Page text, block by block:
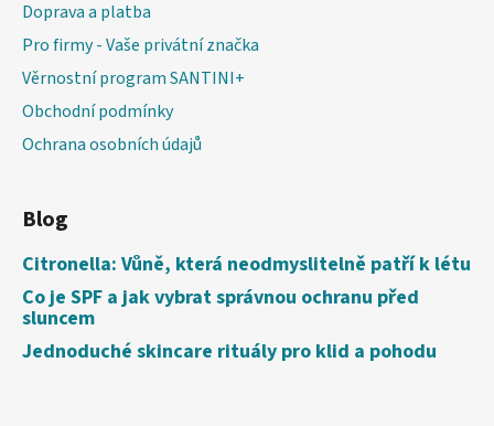
Doprava a platba
Pro firmy - Vaše privátní značka
Věrnostní program SANTINI+
Obchodní podmínky
Ochrana osobních údajů
Blog
Citronella: Vůně, která neodmyslitelně patří k létu
Co je SPF a jak vybrat správnou ochranu před
sluncem
Jednoduché skincare rituály pro klid a pohodu